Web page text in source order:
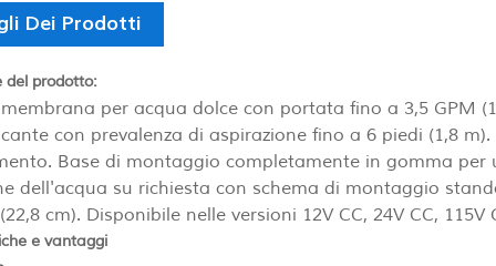
Dei Prodotti
del prodotto:
per acqua dolce con portata fino a 3,5 GPM
con prevalenza di aspirazione fino a 6 piedi (1,8
Base di montaggio completamente in gomma per
dell'acqua su richiesta con schema di montaggio
cm). Disponibile nelle versioni 12V CC, 24V CC, 115V
e vantaggi